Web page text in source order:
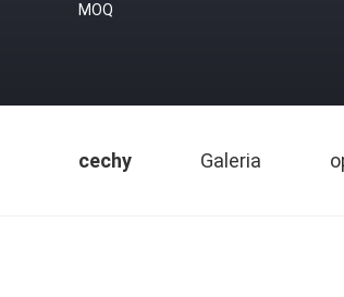
MOQ
cechy Galeria